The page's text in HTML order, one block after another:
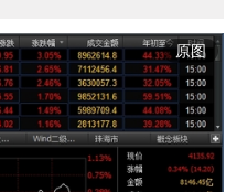
原图